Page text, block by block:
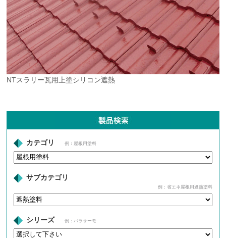
NTスラリー瓦用上塗シリコン遮熱
カテゴリ 例：屋根用塗料
サブカテゴリ
例：省エネ屋根用遮熱塗料
シリーズ 例：パラサーモ